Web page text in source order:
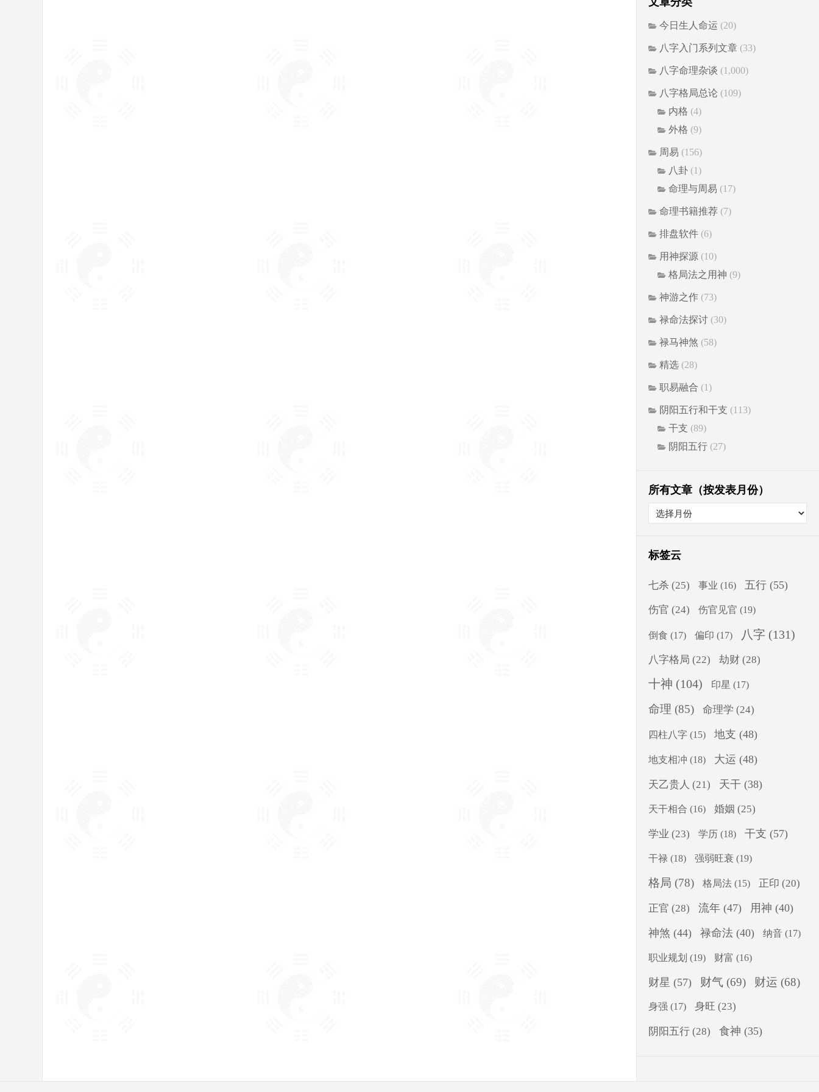
今日生人命运 (20)
八字入门系列文章 (33)
八字命理杂谈 (1,000)
八字格局总论 (109)
内格 (4)
外格 (9)
周易 (156)
八卦 (1)
命理与周易 (17)
命理书籍推荐 (7)
排盘软件 (6)
用神探源 (10)
格局法之用神 (9)
神游之作 (73)
禄命法探讨 (30)
禄马神煞 (58)
精选 (28)
职易融合 (1)
阴阳五行和干支 (113)
干支 (89)
阴阳五行 (27)
所有文章（按发表月份）
标签云
七杀 (25) 事业 (16) 五行 (55)
伤官 (24) 伤官见官 (19)
倒食 (17) 偏印 (17) 八字 (131)
八字格局 (22) 劫财 (28)
十神 (104) 印星 (17)
命理 (85) 命理学 (24)
四柱八字 (15) 地支 (48)
地支相冲 (18) 大运 (48)
天乙贵人 (21) 天干 (38)
天干相合 (16) 婚姻 (25)
学业 (23) 学历 (18) 干支 (57)
干禄 (18) 强弱旺衰 (19)
格局 (78) 格局法 (15) 正印 (20)
正官 (28) 流年 (47) 用神 (40)
神煞 (44) 禄命法 (40) 纳音 (17)
职业规划 (19) 财富 (16)
财星 (57) 财气 (69) 财运 (68)
身强 (17) 身旺 (23)
阴阳五行 (28) 食神 (35)